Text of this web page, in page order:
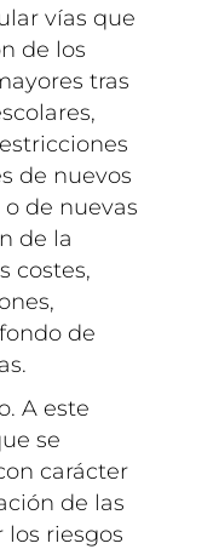
vías que
de los
tras
de nuevos
de nuevas
de la
costes,
de
A este
se
carácter
de las
los riesgos